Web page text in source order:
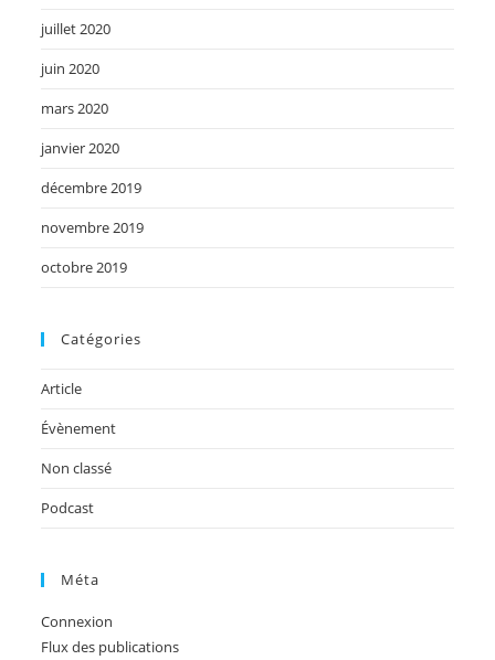
juillet 2020
juin 2020
mars 2020
janvier 2020
décembre 2019
novembre 2019
octobre 2019
Catégories
Article
Évènement
Non classé
Podcast
Méta
Connexion
Flux des publications